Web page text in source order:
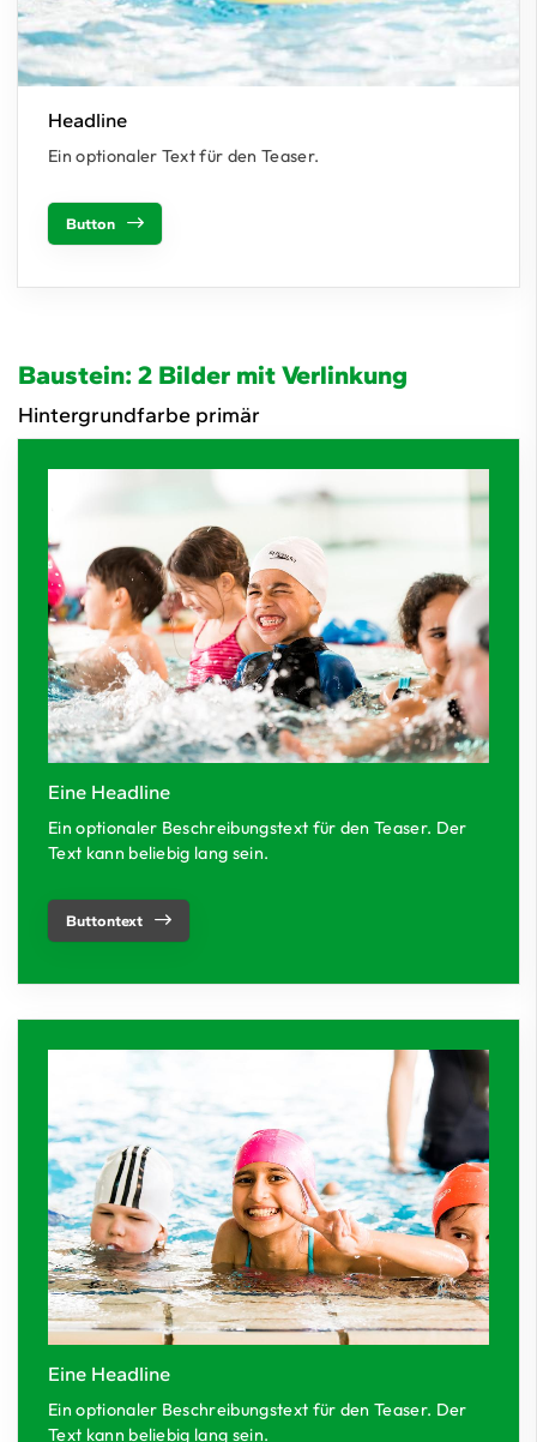
Headline
Ein optionaler Text für den Teaser.
Button
Baustein: 2 Bilder mit Verlinkung
Hintergrundfarbe primär
Eine Headline
Ein optionaler Beschreibungstext für den Teaser. Der
Text kann beliebig lang sein.
Buttontext
Eine Headline
Ein optionaler Beschreibungstext für den Teaser. Der
Text kann beliebig lang sein.